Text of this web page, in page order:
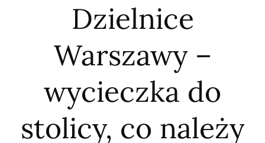
Dzielnice
Warszawy –
wycieczka do
stolicy, co należy